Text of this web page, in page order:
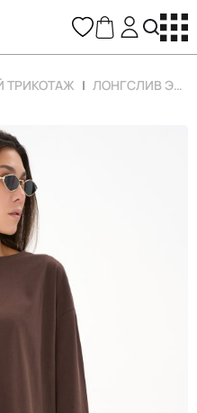
ТРИКОТАЖ ЛОНГСЛИВ ЭШЛИ (ШОКОЛАДНЫЙ)